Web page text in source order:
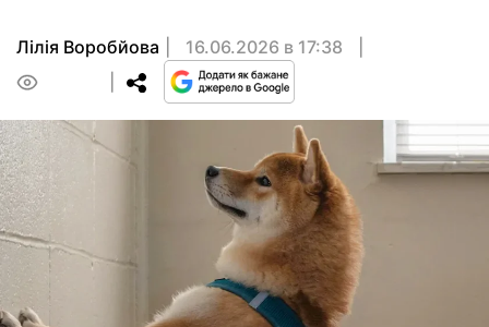
Лілія Воробйова
16.06.2026 в 17:38